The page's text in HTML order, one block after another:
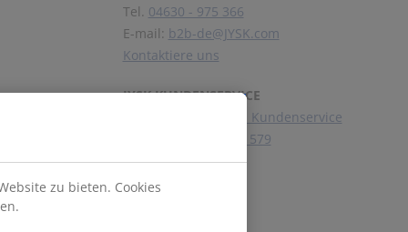
Tel. 04630 - 975 366
E-mail: b2b-de@JYSK.com
Kontaktiere uns
JYSK KUNDENSERVICE
Kontaktiere unseren Kundenservice
04630 - 975 579
Folge JYSK
zu bieten. Cookies